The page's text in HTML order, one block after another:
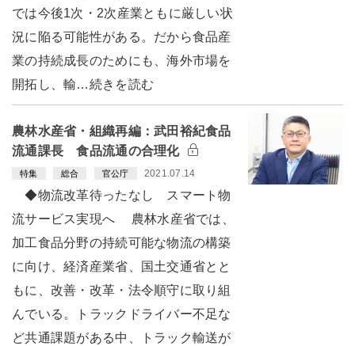
では今後1次・2次産業ともに厳しい状
況に陥る可能性がある。だから食品産
業の持続成長のためにも、海外市場を
開拓し、輸…続きを読む
農林水産省・組織再編：武田裕紀食品
流通課長 食品流通の合理化
特集 総合 官公庁 2021.07.14
◆物流改革待ったなし スマート物
流サービス実現へ 農林水産省では、
加工食品分野の持続可能な物流の構築
に向け、経済産業省、国土交通省とと
もに、改善・改革・法令順守に取り組
んでいる。トラックドライバー不足な
ど共通課題がある中、トラック輸送が